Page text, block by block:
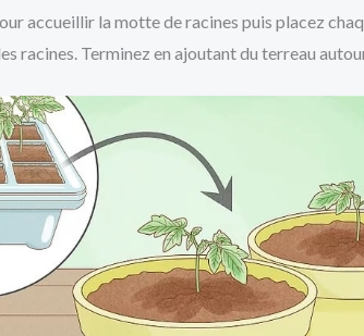
accueillir la motte de racines puis placez
racines. Terminez en ajoutant du terreau